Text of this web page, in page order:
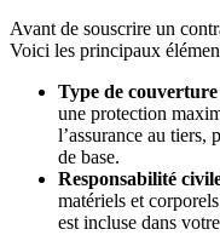
Avant de souscrire un
Voici les principaux
Type de
une protection
l’assurance au tiers,
de base.
Responsabilité
matériels et
est incluse dans